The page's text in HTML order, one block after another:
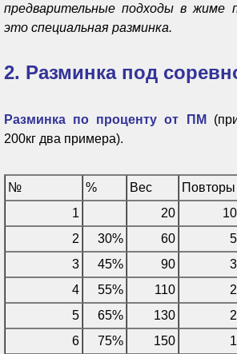
предварительные подходы в жиме
это специальная разминка.
2. Разминка под
Разминка по проценту от ПМ
200кг два примера).
№ % Вес Повторы
1
20 10
2
30% 60 5
3
45% 90 3
4
55% 110 2
5
65% 130 2
6
75% 150 1